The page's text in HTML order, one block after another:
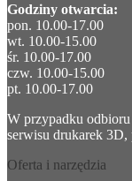
Godziny otwarcia:
pon. 10.00-17.00
wt. 10.00-15.00
śr. 10.00-17.00
czw. 10.00-15.00
pt. 10.00-17.00
W przypadku
serwisu drukarek 3D,
Oferta i narzędzia